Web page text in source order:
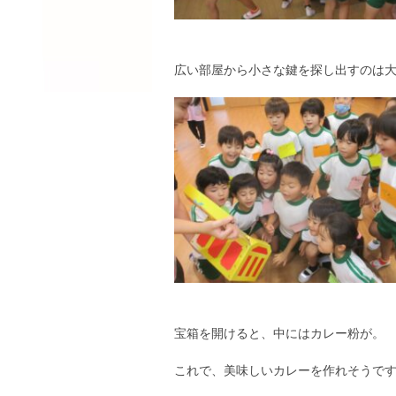
広い部屋から小さな鍵を探し出すのは
宝箱を開けると、中にはカレー粉が。
これで、美味しいカレーを作れそうで